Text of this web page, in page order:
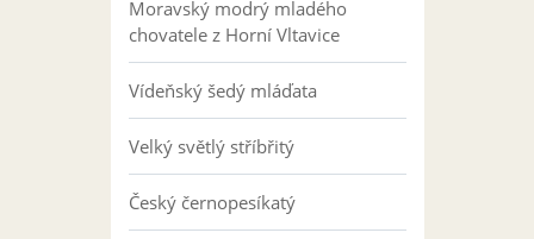
Moravský modrý mladého
chovatele z Horní Vltavice
Vídeňský šedý mláďata
Velký světlý stříbřitý
Český černopesíkatý